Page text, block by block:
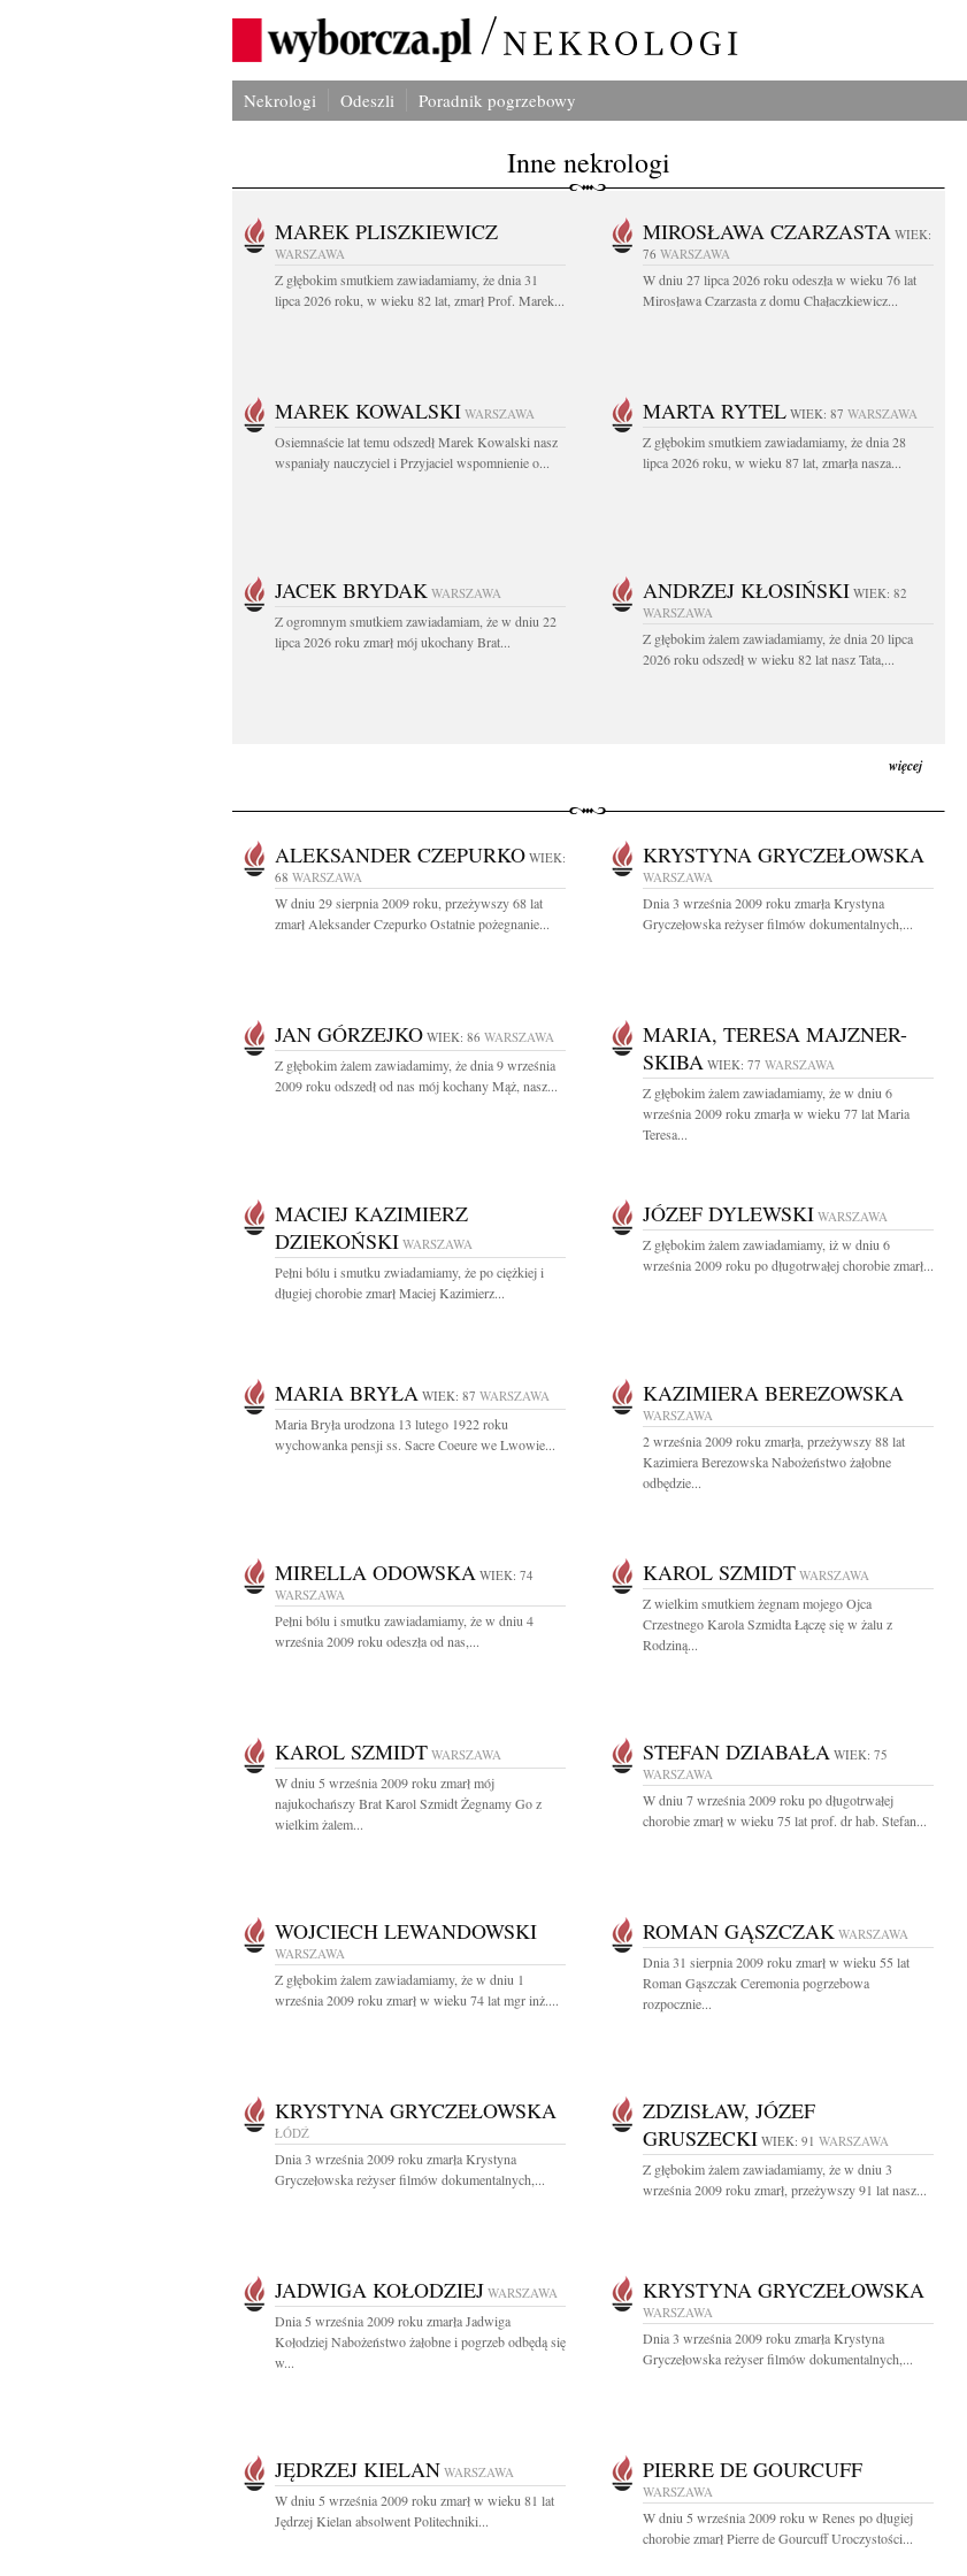
Nekrologi Odeszli Poradnik pogrzebowy
Inne nekrologi
MAREK PLISZKIEWICZ
WARSZAWA
Z głębokim smutkiem zawiadamiamy, że dnia 31
lipca 2026 roku, w wieku 82 lat, zmarł Prof. Marek...
MIROSŁAWA CZARZASTA WIEK:
76 WARSZAWA
W dniu 27 lipca 2026 roku odeszła w wieku 76 lat
Mirosława Czarzasta z domu Chałaczkiewicz...
MAREK KOWALSKI WARSZAWA
Osiemnaście lat temu odszedł Marek Kowalski nasz
wspaniały nauczyciel i Przyjaciel wspomnienie o...
MARTA RYTEL WIEK: 87 WARSZAWA
Z głębokim smutkiem zawiadamiamy, że dnia 28
lipca 2026 roku, w wieku 87 lat, zmarła nasza...
JACEK BRYDAK WARSZAWA
Z ogromnym smutkiem zawiadamiam, że w dniu 22
lipca 2026 roku zmarł mój ukochany Brat...
ANDRZEJ KŁOSIŃSKI WIEK: 82
WARSZAWA
Z głębokim żalem zawiadamiamy, że dnia 20 lipca
2026 roku odszedł w wieku 82 lat nasz Tata,...
więcej
ALEKSANDER CZEPURKO WIEK:
68 WARSZAWA
W dniu 29 sierpnia 2009 roku, przeżywszy 68 lat
zmarł Aleksander Czepurko Ostatnie pożegnanie...
KRYSTYNA GRYCZEŁOWSKA
WARSZAWA
Dnia 3 września 2009 roku zmarła Krystyna
Gryczełowska reżyser filmów dokumentalnych,...
JAN GÓRZEJKO WIEK: 86 WARSZAWA
Z głębokim żalem zawiadamimy, że dnia 9 września
2009 roku odszedł od nas mój kochany Mąż, nasz...
MARIA, TERESA MAJZNER-
SKIBA WIEK: 77 WARSZAWA
Z głębokim żalem zawiadamiamy, że w dniu 6
września 2009 roku zmarła w wieku 77 lat Maria
Teresa...
MACIEJ KAZIMIERZ
DZIEKOŃSKI WARSZAWA
Pełni bólu i smutku zwiadamiamy, że po ciężkiej i
długiej chorobie zmarł Maciej Kazimierz...
JÓZEF DYLEWSKI WARSZAWA
Z głębokim żalem zawiadamiamy, iż w dniu 6
września 2009 roku po długotrwałej chorobie zmarł...
MARIA BRYŁA WIEK: 87 WARSZAWA
Maria Bryła urodzona 13 lutego 1922 roku
wychowanka pensji ss. Sacre Coeure we Lwowie...
KAZIMIERA BEREZOWSKA
WARSZAWA
2 września 2009 roku zmarła, przeżywszy 88 lat
Kazimiera Berezowska Nabożeństwo żałobne
odbędzie...
MIRELLA ODOWSKA WIEK: 74
WARSZAWA
Pełni bólu i smutku zawiadamiamy, że w dniu 4
września 2009 roku odeszła od nas,...
KAROL SZMIDT WARSZAWA
Z wielkim smutkiem żegnam mojego Ojca
Crzestnego Karola Szmidta Łączę się w żalu z
Rodziną...
KAROL SZMIDT WARSZAWA
W dniu 5 września 2009 roku zmarł mój
najukochańszy Brat Karol Szmidt Żegnamy Go z
wielkim żalem...
STEFAN DZIABAŁA WIEK: 75
WARSZAWA
W dniu 7 września 2009 roku po długotrwałej
chorobie zmarł w wieku 75 lat prof. dr hab. Stefan...
WOJCIECH LEWANDOWSKI
WARSZAWA
Z głębokim żalem zawiadamiamy, że w dniu 1
września 2009 roku zmarł w wieku 74 lat mgr inż....
ROMAN GĄSZCZAK WARSZAWA
Dnia 31 sierpnia 2009 roku zmarł w wieku 55 lat
Roman Gąszczak Ceremonia pogrzebowa
rozpocznie...
KRYSTYNA GRYCZEŁOWSKA
ŁÓDŹ
Dnia 3 września 2009 roku zmarła Krystyna
Gryczełowska reżyser filmów dokumentalnych,...
ZDZISŁAW, JÓZEF
GRUSZECKI WIEK: 91 WARSZAWA
Z głębokim żalem zawiadamiamy, że w dniu 3
września 2009 roku zmarł, przeżywszy 91 lat nasz...
JADWIGA KOŁODZIEJ WARSZAWA
Dnia 5 września 2009 roku zmarła Jadwiga
Kołodziej Nabożeństwo żałobne i pogrzeb odbędą się
w...
KRYSTYNA GRYCZEŁOWSKA
WARSZAWA
Dnia 3 września 2009 roku zmarła Krystyna
Gryczełowska reżyser filmów dokumentalnych,...
JĘDRZEJ KIELAN WARSZAWA
W dniu 5 września 2009 roku zmarł w wieku 81 lat
Jędrzej Kielan absolwent Politechniki...
PIERRE DE GOURCUFF
WARSZAWA
W dniu 5 września 2009 roku w Renes po długiej
chorobie zmarł Pierre de Gourcuff Uroczystości...